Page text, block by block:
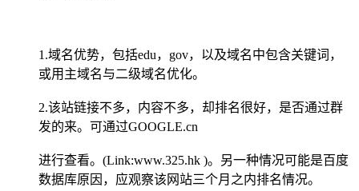
1.域名优势，包括edu，gov，以及域名中包含关键词，
或用主域名与二级域名优化。
2.该站链接不多，内容不多，却排名很好，是否通过群
发的来。可通过GOOGLE.cn
进行查看。(Link:www.325.hk )。另一种情况可能是百度
数据库原因，应观察该网站三个月之内排名情况。